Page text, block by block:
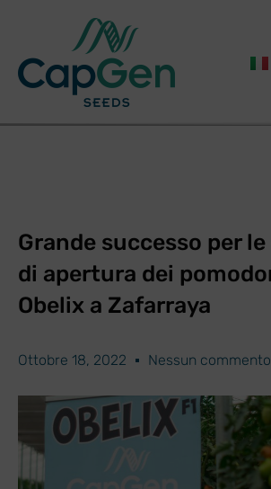
Grande successo per
di apertura dei
Obelix a Zafarraya
Ottobre 18, 2022 Nessun commento